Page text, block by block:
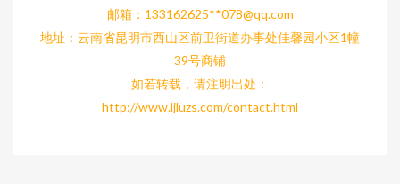
邮箱：133162625**078@qq.com
地址：云南省昆明市西山区前卫街道办事处佳馨园小区1幢
39号商铺
如若转载，请注明出处：
http://www.ljluzs.com/contact.html